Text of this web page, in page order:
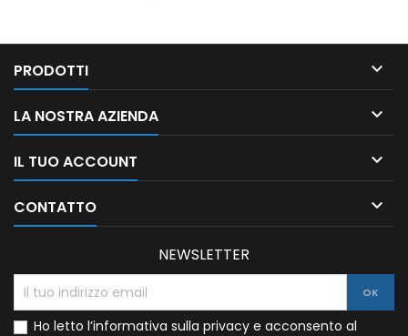
PRODOTTI 
LA NOSTRA AZIENDA 
IL TUO ACCOUNT 
CONTATTO 
NEWSLETTER
Ho letto l’informativa sulla privacy e acconsento al